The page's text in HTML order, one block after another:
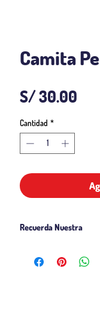
Camita
S/ 30.00
Cantidad *
Recuerda Nuestra
Politica Delivery